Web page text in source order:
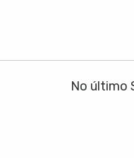
No último